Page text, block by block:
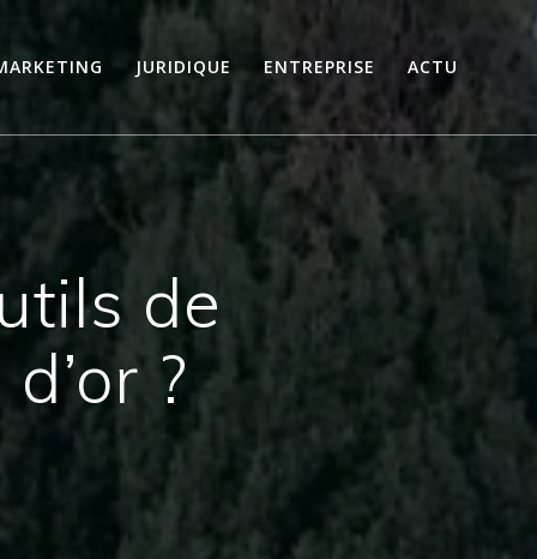
JURIDIQUE ENTREPRISE ACTU
de
?